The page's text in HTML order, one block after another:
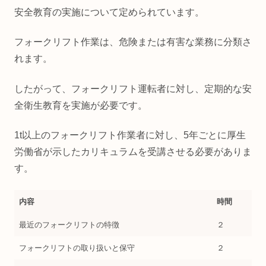
安全教育の実施について定められています。
フォークリフト作業は、危険または有害な業務に分類さ
れます。
したがって、フォークリフト運転者に対し、定期的な安
全衛生教育を実施が必要です。
1t以上のフォークリフト作業者に対し、5年ごとに厚生
労働省が示したカリキュラムを受講させる必要がありま
す。
内容 時間
最近のフォークリフトの特徴 ２
フォークリフトの取り扱いと保守 ２